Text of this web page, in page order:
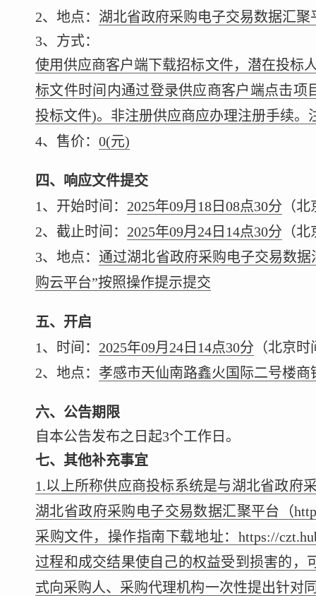
2、地点： 湖北省政府采购电子交易数据汇聚
3、方式：
使用供应商客户端下载招标文件，潜在投标
标文件时间内通过登录供应商客户端点击
投标文件)。非注册供应商应办理注册手续。
4、售价： 0(元)
四、响应文件提交
1、开始时间： 2025年09月18日08点30分 （
2、截止时间： 2025年09月24日14点30分 （
3、地点：通过湖北省政府采购电子交易数
购云平台”按照操作提示提交
五、开启
1、时间： 2025年09月24日14点30分 （北京时
2、地点： 孝感市天仙南路鑫火国际二号楼商
六、公告期限
自本公告发布之日起3个工作日。
七、其他补充事宜
1.以上所称供应商投标系统是与湖北省政府
湖北省政府采购电子交易数据汇聚平台（
采购文件，操作指南下载地址：https://
过程和成交结果使自己的权益受到损害的，
式向采购人、采购代理机构一次性提出针对